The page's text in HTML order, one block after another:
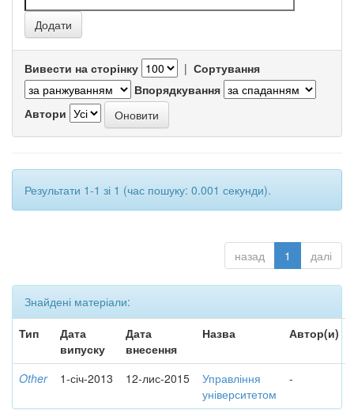
Вивести на сторінку | Сортування
Впорядкування
Автори
Результати 1-1 зі 1 (час пошуку: 0.001 секунди).
назад 1 далі
Знайдені матеріали:
Тип
Дата
випуску
Дата
внесення
Назва Автор(и)
Other 1-січ-2013 12-лис-2015
Управління
університетом
-